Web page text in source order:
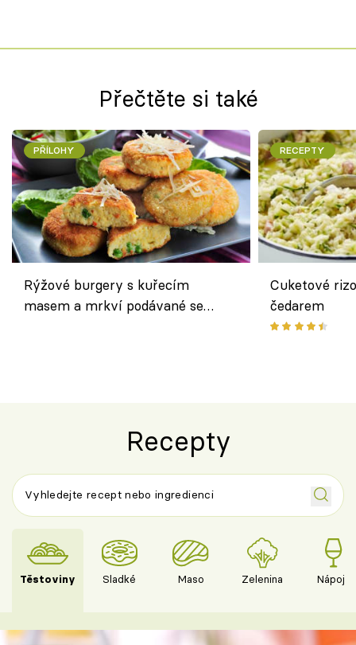
Přečtěte si také
PŘÍLOHY
Rýžové burgery s kuřecím
masem a mrkví podávané se
RECEPTY
Cuketové
čedarem
Recepty
Těstoviny Sladké Maso Zelenina Nápoje